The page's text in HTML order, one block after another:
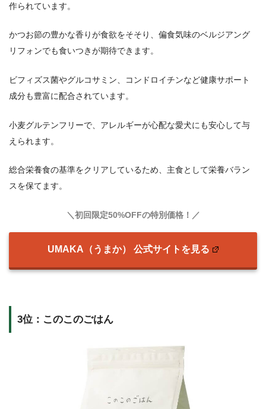
作られています。
かつお節の豊かな香りが食欲をそそり、偏食気味のベルジアング
リフォンでも食いつきが期待できます。
ビフィズス菌やグルコサミン、コンドロイチンなど健康サポート
成分も豊富に配合されています。
小麦グルテンフリーで、アレルギーが心配な愛犬にも安心して与
えられます。
総合栄養食の基準をクリアしているため、主食として栄養バラン
スを保てます。
＼初回限定50%OFFの特別価格！／
UMAKA（うまか） 公式サイトを見る
3位：このこのごはん